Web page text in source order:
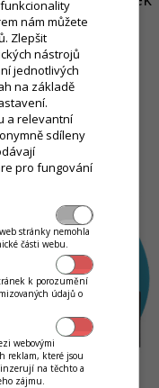
nám můžete
Zlepšit
nástrojů
jednotlivých
na základě
a relevantní
sdíleny
pro fungování
stránky nemohla
části webu.
k porozumění
údajů o
webovými
reklam, které jsou
na těchto a
zájmu.